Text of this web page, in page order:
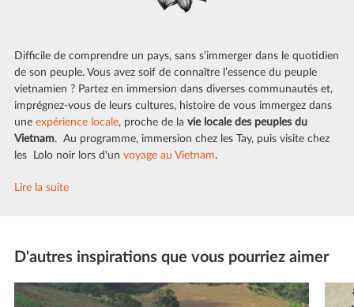
Difficile de comprendre un pays, sans s’immerger dans le quotidien
de son peuple. Vous avez soif de connaître l’essence du peuple
vietnamien ? Partez en immersion dans diverses communautés et,
imprégnez-vous de leurs cultures, histoire de vous immergez dans
une expérience locale, proche de la vie locale des peuples du
Vietnam. Au programme, immersion chez les Tay, puis visite chez
les Lolo noir lors d'un voyage au Vietnam.
Lire la suite
D'autres inspirations que vous pourriez aimer